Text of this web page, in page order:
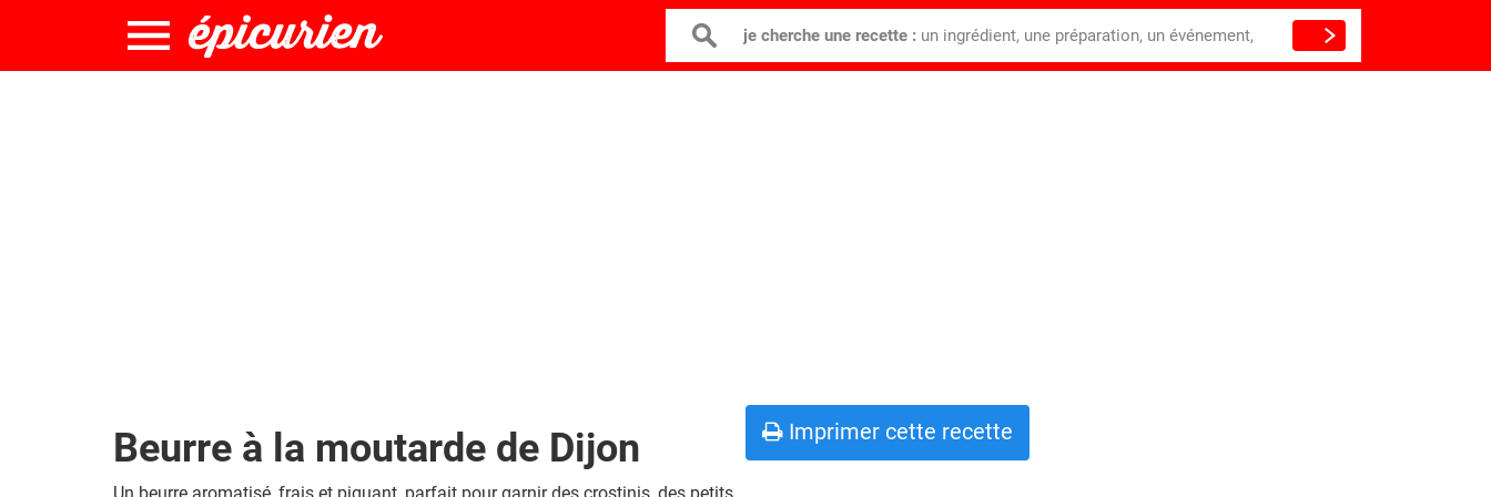
je cherche une recette : un ingrédient, une préparation, un événement,
Beurre à la moutarde de Dijon Imprimer cette recette